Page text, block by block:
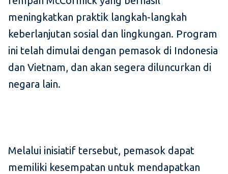
meningkatkan praktik langkah-langkah
keberlanjutan sosial dan lingkungan. Program
ini telah dimulai dengan pemasok di Indonesia
dan Vietnam, dan akan segera diluncurkan di
negara lain.
Melalui inisiatif tersebut, pemasok dapat
memiliki kesempatan untuk mendapatkan